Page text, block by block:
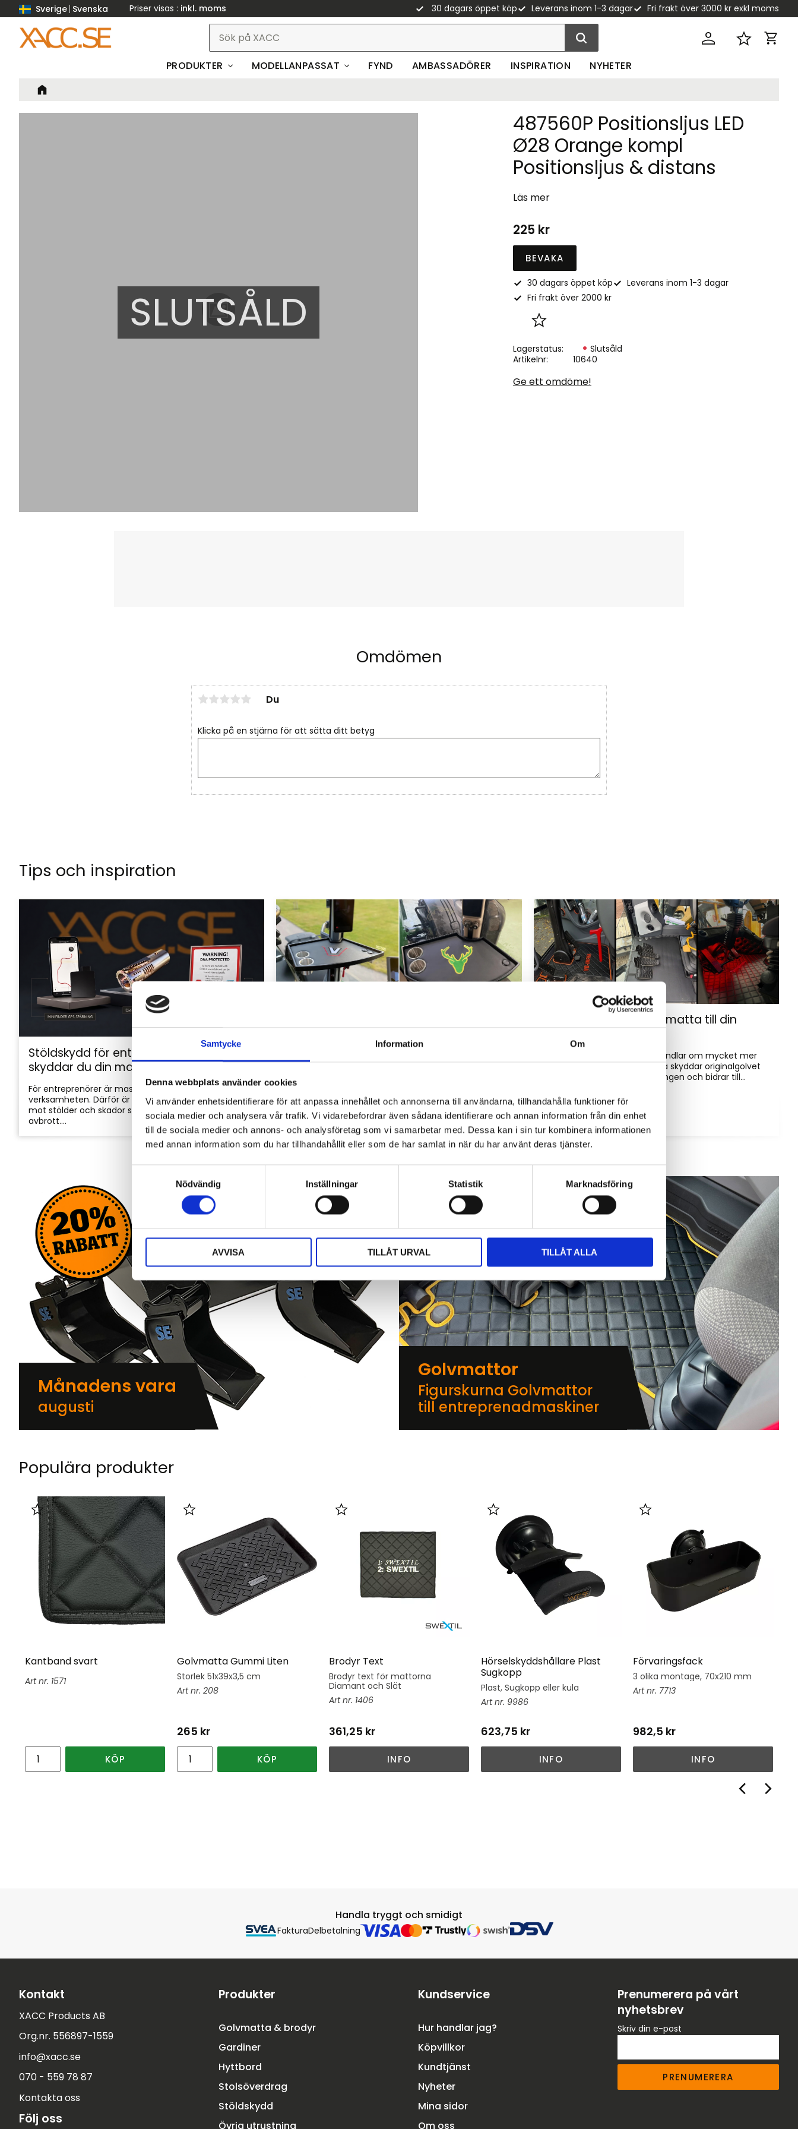
Samtycke Information Om
Denna webbplats använder cookies
Vi använder enhetsidentifierare för att anpassa innehållet och annonserna till användarna, tillhandahålla funktioner för
sociala medier och analysera vår trafik. Vi vidarebefordrar även sådana identifierare och annan information från din enhet
till de sociala medier och annons- och analysföretag som vi samarbetar med. Dessa kan i sin tur kombinera informationen
med annan information som du har tillhandahållit eller som de har samlat in när du har använt deras tjänster.
y
k
v
l
Nödvändig Inställningar Statistik Marknadsföring
AVVISA TILLÅT URVAL TILLÅT ALLA
Sverige Svenska Priser visas inkl. moms 30 dagars öppet köp Leverans inom 1-3 dagar Fri frakt över 3000 kr exkl moms
Favoriter
PRODUKTER MODELLANPASSAT FYND AMBASSADÖRER INSPIRATION NYHETER
SLUTSÅLD
487560P Positionsljus LED
Ø28 Orange kompl
Positionsljus & distans
Läs mer
225 kr
Lägg till i favoriter
BEVAKA
30 dagars öppet köp
Leverans inom 1-3 dagar
Fri frakt över 2000 kr
Lagerstatus
Slutsåld
Artikelnr
10640
Ge ett omdöme!
Omdömen
Du
Klicka på en stjärna för att sätta ditt betyg
Tips och inspiration
Stöldskydd för entreprenadmaskiner: så
skyddar du din maskin och utrustning
För entreprenörer är maskinerna hjärtat i
verksamheten. Därför är det viktigt att skydda dem
mot stölder och skador som kan orsaka kostsamma
avbrott....
arbetet utförs. Det är kontoret, fikarummet och ibland
även lunchplatsen under långa arbetsdagar....
Hur väljer du rätt golvmatta till din
Golvmatta i maskinhytten handlar om mycket mer
än bara utseende. Rätt matta skyddar originalgolvet
mot slitage, förenklar rengöringen och bidrar till...
Månadens vara
augusti
Golvmattor
Figurskurna Golvmattor
till entreprenadmaskiner
Populära produkter
Kantband svart
1571
Lägg till i favoriter
KÖP
Golvmatta Gummi Liten
Storlek 51x39x3,5 cm
208
265 kr
Lägg till i favoriter
KÖP
Brodyr Text
Brodyr text för mattorna
Diamant och Slät
1406
361,25 kr
Lägg till i favoriter
INFO
Hörselskyddshållare Plast
Sugkopp
Plast, Sugkopp eller kula
9986
623,75 kr
Lägg till i favoriter
INFO
Förvaringsfack
3 olika montage, 70x210 mm
7713
982,5 kr
Lägg till i favoriter
INFO
Handla tryggt och smidigt
FakturaDelbetalning
Kontakt
XACC Products AB
Org.nr. 556897-1559
info@xacc.se
070 - 559 78 87
Kontakta oss
Följ oss
Prenumerera på vårt
nyhetsbrev
Skriv din e-post
PRENUMERERA
Produkter
Golvmatta & brodyr
Gardiner
Hyttbord
Stolsöverdrag
Stöldskydd
Övrig utrustning
Kundservice
Hur handlar jag?
Köpvillkor
Kundtjänst
Nyheter
Mina sidor
Om oss